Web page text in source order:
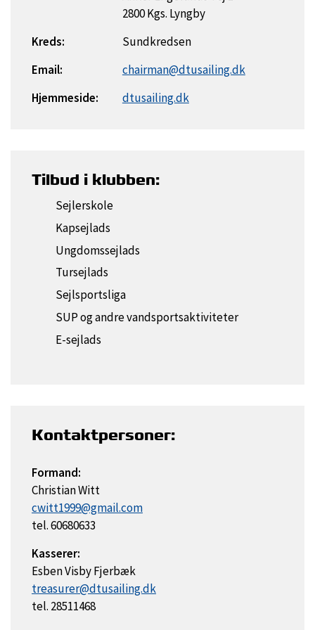
2800 Kgs. Lyngby
Kreds:
Sundkredsen
Email:
chairman@dtusailing.dk
Hjemmeside:
dtusailing.dk
Tilbud i klubben:
Sejlerskole
Kapsejlads
Ungdomssejlads
Tursejlads
Sejlsportsliga
SUP og andre vandsportsaktiviteter
E-sejlads
Kontaktpersoner:
Formand:
Christian Witt
cwitt1999@gmail.com
tel. 60680633
Kasserer:
Esben Visby Fjerbæk
treasurer@dtusailing.dk
tel. 28511468